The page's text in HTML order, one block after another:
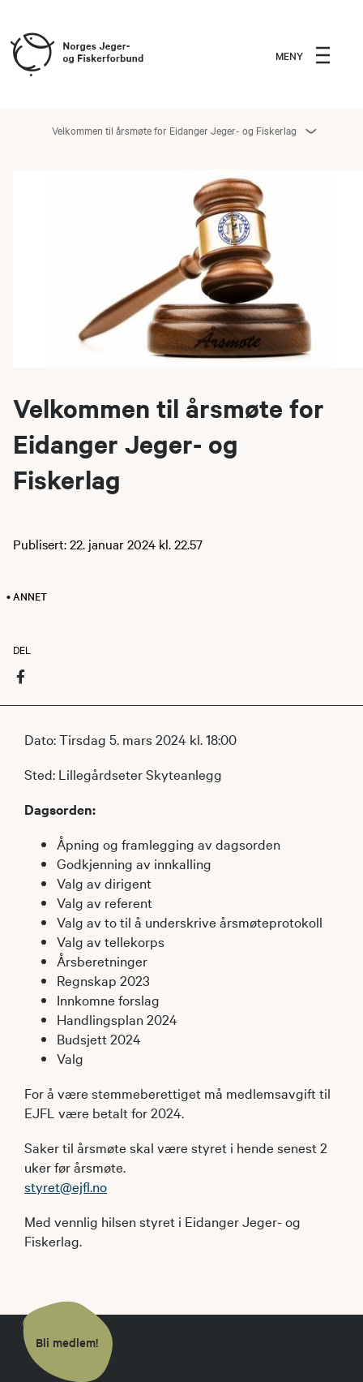
MENY
Velkommen til årsmøte for Eidanger Jeger- og Fiskerlag
Velkommen til årsmøte for
Eidanger Jeger- og
Fiskerlag
Publisert: 22. januar 2024 kl. 22.57
• ANNET
DEL
Dato: Tirsdag 5. mars 2024 kl. 18:00
Sted: Lillegårdseter Skyteanlegg
Dagsorden:
Åpning og framlegging av dagsorden
Godkjenning av innkalling
Valg av dirigent
Valg av referent
Valg av to til å underskrive årsmøteprotokoll
Valg av tellekorps
Årsberetninger
Regnskap 2023
Innkomne forslag
Handlingsplan 2024
Budsjett 2024
Valg
For å være stemmeberettiget må medlemsavgift til
EJFL være betalt for 2024.
Saker til årsmøte skal være styret i hende senest 2
uker før årsmøte.
styret@ejfl.no
Med vennlig hilsen styret i Eidanger Jeger- og
Fiskerlag.
Bli medlem!